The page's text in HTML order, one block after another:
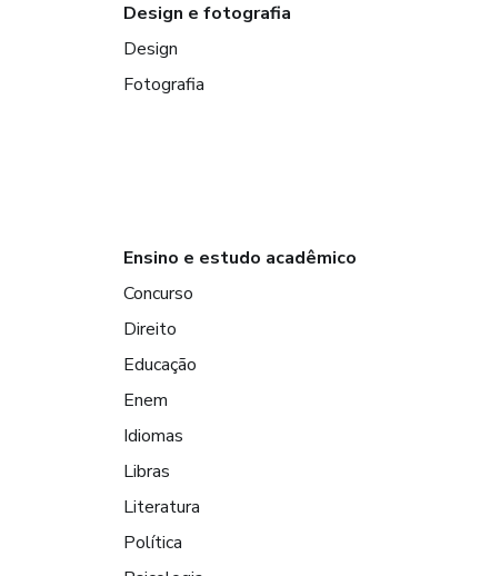
Design e fotografia
Design
Fotografia
Ensino e estudo acadêmico
Concurso
Direito
Educação
Enem
Idiomas
Libras
Literatura
Política